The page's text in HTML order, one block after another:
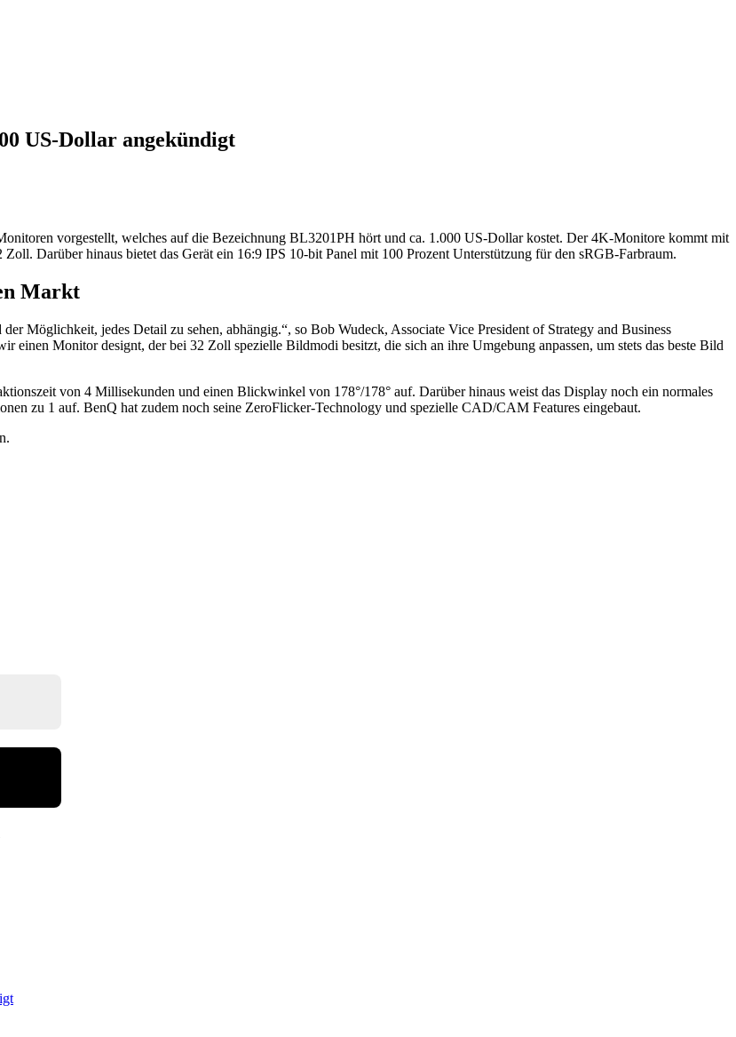
US-Dollar angekündigt
vorgestellt, welches auf die Bezeichnung BL3201PH hört und ca. 1.000 US-Dollar kostet. Der 4K-Monitore kommt mit
Darüber hinaus bietet das Gerät ein 16:9 IPS 10-bit Panel mit 100 Prozent Unterstützung für den sRGB-Farbraum.
Markt
Möglichkeit, jedes Detail zu sehen, abhängig.“, so Bob Wudeck, Associate Vice President of Strategy and Business
Monitor designt, der bei 32 Zoll spezielle Bildmodi besitzt, die sich an ihre Umgebung anpassen, um stets das beste Bild
von 4 Millisekunden und einen Blickwinkel von 178°/178° auf. Darüber hinaus weist das Display noch ein normales
zu 1 auf. BenQ hat zudem noch seine ZeroFlicker-Technology und spezielle CAD/CAM Features eingebaut.